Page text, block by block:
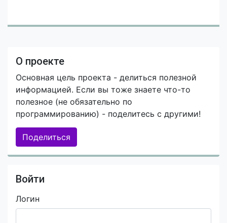
О проекте
Основная цель проекта - делиться полезной
информацией. Если вы тоже знаете что-то
полезное (не обязательно по
программированию) - поделитесь с другими!
Поделиться
Войти
Логин